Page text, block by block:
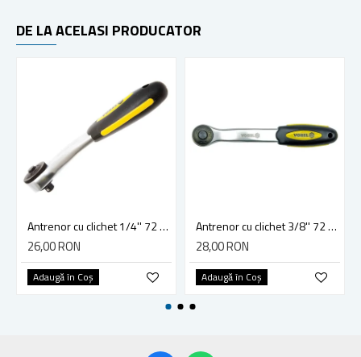
DE LA ACELASI PRODUCATOR
Antrenor cu clichet 1/4'' 72 dinti Vorel 53571
26,00 RON
Adaugă în Coş
Antrenor cu clichet 3/8'' 72 dinti 200mm, Vorel 53572
28,00 RON
Adaugă în Coş